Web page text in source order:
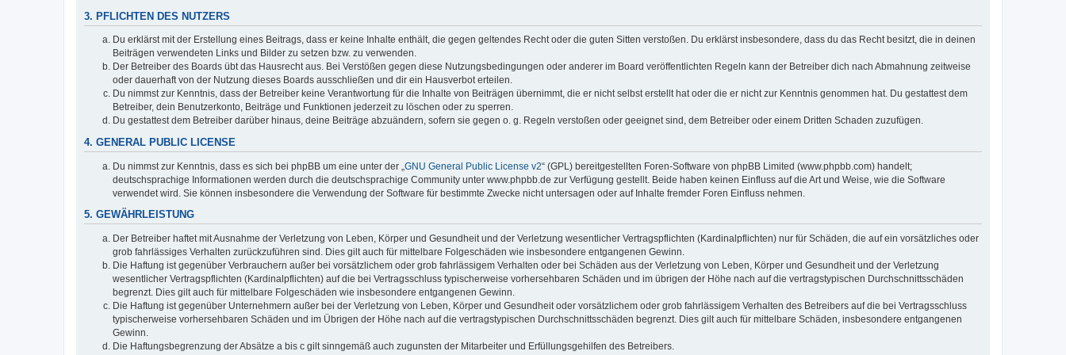
3. PFLICHTEN DES NUTZERS
Du erklärst mit der Erstellung eines Beitrags, dass er keine Inhalte enthält, die gegen geltendes Recht oder die guten Sitten verstoßen. Du erklärst insbesondere, dass du das Recht besitzt, die in deinen
Beiträgen verwendeten Links und Bilder zu setzen bzw. zu verwenden.
Der Betreiber des Boards übt das Hausrecht aus. Bei Verstößen gegen diese Nutzungsbedingungen oder anderer im Board veröffentlichten Regeln kann der Betreiber dich nach Abmahnung zeitweise
oder dauerhaft von der Nutzung dieses Boards ausschließen und dir ein Hausverbot erteilen.
Du nimmst zur Kenntnis, dass der Betreiber keine Verantwortung für die Inhalte von Beiträgen übernimmt, die er nicht selbst erstellt hat oder die er nicht zur Kenntnis genommen hat. Du gestattest dem
Betreiber, dein Benutzerkonto, Beiträge und Funktionen jederzeit zu löschen oder zu sperren.
Du gestattest dem Betreiber darüber hinaus, deine Beiträge abzuändern, sofern sie gegen o. g. Regeln verstoßen oder geeignet sind, dem Betreiber oder einem Dritten Schaden zuzufügen.
4. GENERAL PUBLIC LICENSE
Du nimmst zur Kenntnis, dass es sich bei phpBB um eine unter der „ GNU General Public License v2“ (GPL) bereitgestellten Foren-Software von phpBB Limited (www.phpbb.com) handelt;
deutschsprachige Informationen werden durch die deutschsprachige Community unter www.phpbb.de zur Verfügung gestellt. Beide haben keinen Einfluss auf die Art und Weise, wie die Software
verwendet wird. Sie können insbesondere die Verwendung der Software für bestimmte Zwecke nicht untersagen oder auf Inhalte fremder Foren Einfluss nehmen.
5. GEWÄHRLEISTUNG
Der Betreiber haftet mit Ausnahme der Verletzung von Leben, Körper und Gesundheit und der Verletzung wesentlicher Vertragspflichten (Kardinalpflichten) nur für Schäden, die auf ein vorsätzliches oder
grob fahrlässiges Verhalten zurückzuführen sind. Dies gilt auch für mittelbare Folgeschäden wie insbesondere entgangenen Gewinn.
Die Haftung ist gegenüber Verbrauchern außer bei vorsätzlichem oder grob fahrlässigem Verhalten oder bei Schäden aus der Verletzung von Leben, Körper und Gesundheit und der Verletzung
wesentlicher Vertragspflichten (Kardinalpflichten) auf die bei Vertragsschluss typischerweise vorhersehbaren Schäden und im übrigen der Höhe nach auf die vertragstypischen Durchschnittsschäden
begrenzt. Dies gilt auch für mittelbare Folgeschäden wie insbesondere entgangenen Gewinn.
Die Haftung ist gegenüber Unternehmern außer bei der Verletzung von Leben, Körper und Gesundheit oder vorsätzlichem oder grob fahrlässigem Verhalten des Betreibers auf die bei Vertragsschluss
typischerweise vorhersehbaren Schäden und im Übrigen der Höhe nach auf die vertragstypischen Durchschnittsschäden begrenzt. Dies gilt auch für mittelbare Schäden, insbesondere entgangenen
Gewinn.
Die Haftungsbegrenzung der Absätze a bis c gilt sinngemäß auch zugunsten der Mitarbeiter und Erfüllungsgehilfen des Betreibers.